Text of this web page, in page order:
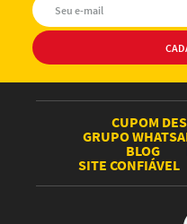
CUPOM
GRUPO
BLOG
SITE CONFIÁVEL